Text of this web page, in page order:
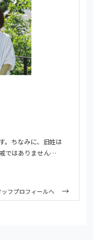
。ちなみに、旧姓は
ではありません…
ッフプロフィールへ